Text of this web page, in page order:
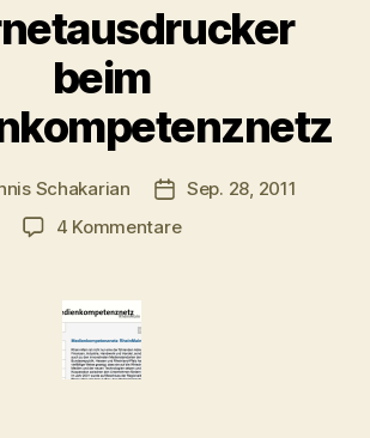
beim
Schakarian
Sep. 28, 2011
4 Kommentarezu